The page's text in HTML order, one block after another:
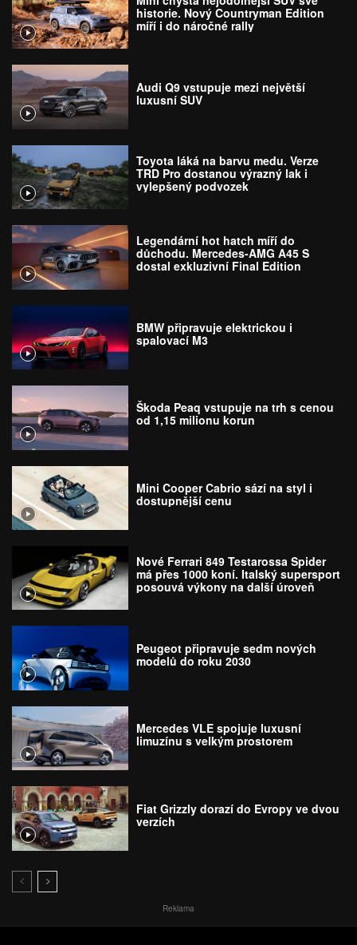
historie. Nový Countryman Edition
míří i do náročné rally
Audi Q9 vstupuje mezi největší
luxusní SUV
Toyota láká na barvu medu. Verze
TRD Pro dostanou výrazný lak i
vylepšený podvozek
Legendární hot hatch míří do
důchodu. Mercedes-AMG A45 S
dostal exkluzivní Final Edition
BMW připravuje elektrickou i
spalovací M3
Škoda Peaq vstupuje na trh s cenou
od 1,15 milionu korun
Mini Cooper Cabrio sází na styl i
dostupnější cenu
Nové Ferrari 849 Testarossa Spider
má přes 1000 koní. Italský supersport
posouvá výkony na další úroveň
Peugeot připravuje sedm nových
modelů do roku 2030
Mercedes VLE spojuje luxusní
limuzínu s velkým prostorem
Fiat Grizzly dorazí do Evropy ve dvou
verzích
Reklama